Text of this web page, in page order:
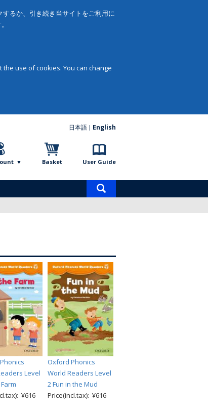
るか、引き続き当サイトをご利用に
use of cookies. You can change
日本語 English
Basket User Guide
Level
¥616
Oxford Phonics
World Readers Level
2 Fun in the Mud
Price(incl.tax): ¥616